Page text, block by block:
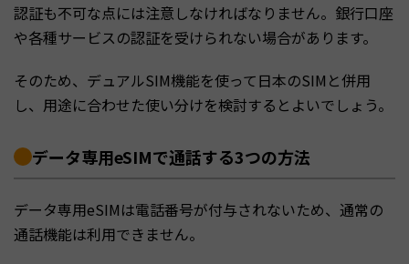
認証も不可な点には注意しなければなりません。銀行口座
や各種サービスの認証を受けられない場合があります。
そのため、デュアルSIM機能を使って日本のSIMと併用
し、用途に合わせた使い分けを検討するとよいでしょう。
データ専用eSIMで通話する3つの方法
データ専用eSIMは電話番号が付与されないため、通常の
通話機能は利用できません。